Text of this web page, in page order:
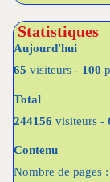
Statistiques
Aujourd'hui
65 visiteurs - 100
Total
244156 visiteurs -
Contenu
Nombre de pages :